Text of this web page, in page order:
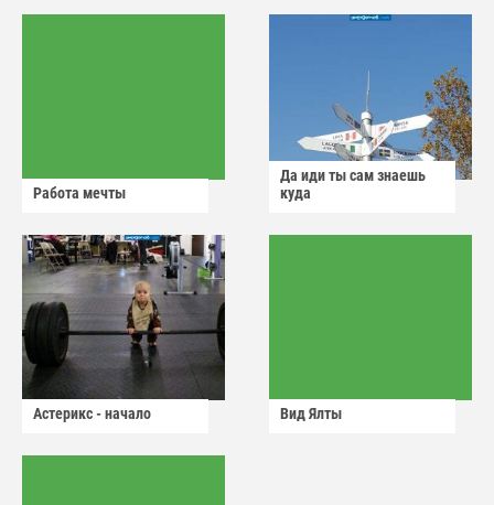
Работа мечты
Да иди ты сам знаешь
куда
Астерикс - начало Вид Ялты